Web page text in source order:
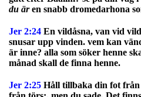
du ären snabb dromedarhona
Jer 2:24 En vildåsna, van vid
snusar upp vinden. vem kan
är inne? alla som söker henne
månad skall de finna henne.
Jer 2:25 Håll tillbaka din fot